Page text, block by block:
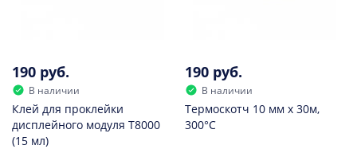
190 руб.
В наличии
Клей для проклейки
дисплейного модуля T8000
(15 мл)
190 руб.
В наличии
Термоскотч 10 мм х 30м,
300°С